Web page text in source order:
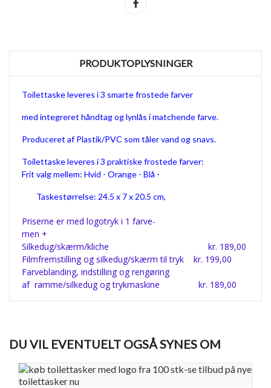
PRODUKTOPLYSNINGER
Toilettaske leveres i 3 smarte frostede farver
med integreret håndtag og lynlås i matchende farve.
Produceret af Plastik/PVC som tåler vand og snavs.
Toilettaske leveres i 3 praktiske frostede farver:
Frit valg mellem: Hvid - Orange - Blå -
Taskestørrelse: 24.5 x 7 x 20.5 cm,
Priserne er med logotryk i 1 farve-
men +
Silkedug/skærm/kliche kr. 189,00
Filmfremstilling og silkedug/skærm til tryk kr. 199,00
Farveblanding, indstilling og rengøring
af ramme/silkedug og trykmaskine kr. 189,00
DU VIL EVENTUELT OGSÅ SYNES OM